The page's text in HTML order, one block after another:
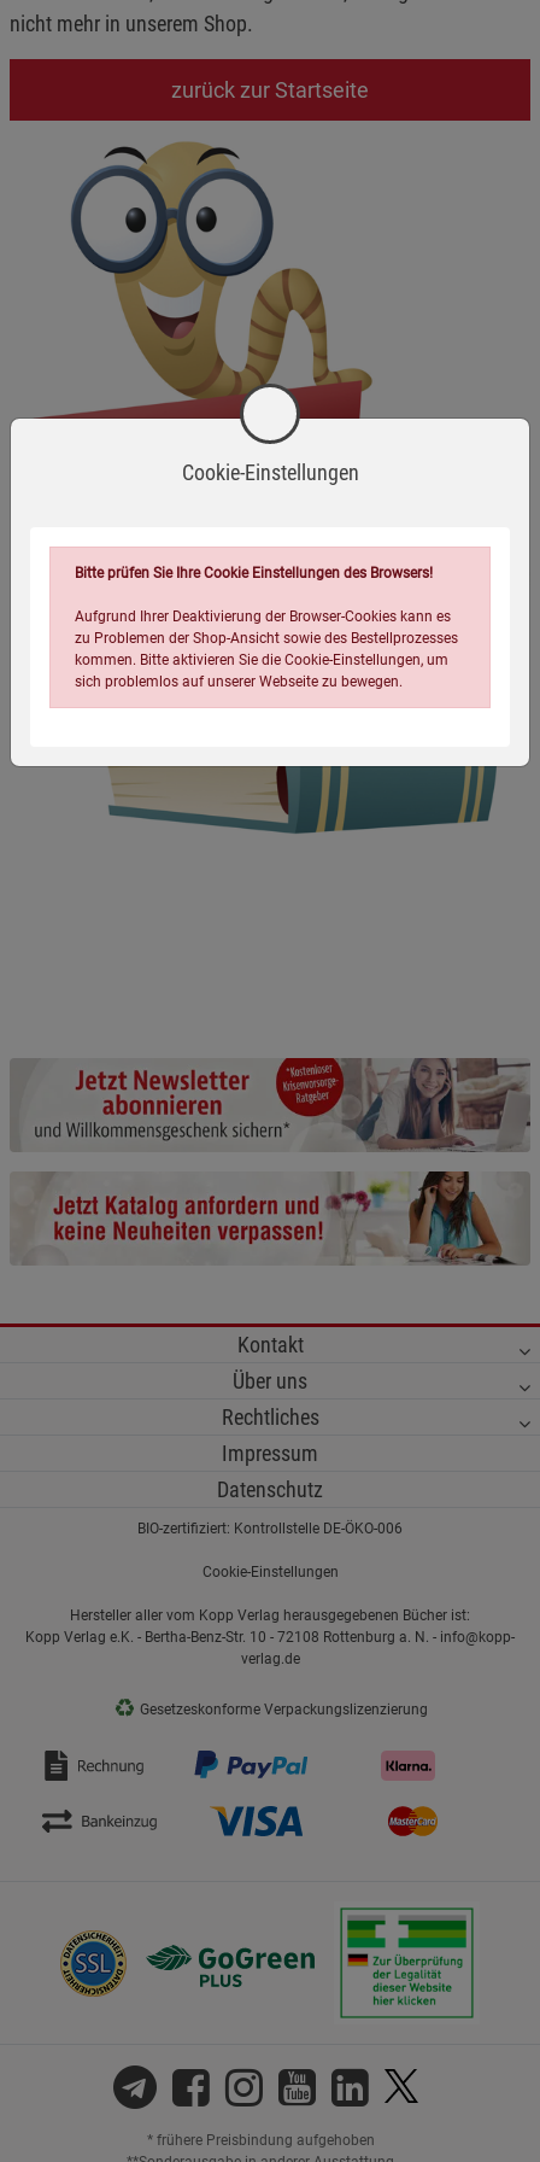
nicht mehr in unserem Shop.
zurück zur Startseite
Kontakt
Über uns
Rechtliches
Impressum
Datenschutz
BIO-zertifiziert: Kontrollstelle DE-ÖKO-006
Cookie-Einstellungen
Hersteller aller vom Kopp Verlag herausgegebenen Bücher ist:
Kopp Verlag e.K. - Bertha-Benz-Str. 10 - 72108 Rottenburg a. N. - info@kopp-
verlag.de
♻ Gesetzeskonforme Verpackungslizenzierung
* frühere Preisbindung aufgehoben
Cookie-Einstellungen
Bitte prüfen Sie Ihre Cookie Einstellungen des Browsers!
Aufgrund Ihrer Deaktivierung der Browser-Cookies kann es
zu Problemen der Shop-Ansicht sowie des Bestellprozesses
kommen. Bitte aktivieren Sie die Cookie-Einstellungen, um
sich problemlos auf unserer Webseite zu bewegen.
Beschreibung Notwendige Cookies
Cookie-Informationenanzeigen
Funktionale Cookies (1) Funktionale
Beschreibung Funktionale Cookies
anzeigen
Statistik Cookies (2) Statistik Cookies
Beschreibung Statistik Cookies
Cookie-Informationen
Marketing Cookies (3)
Datenschutzerklärung Impressum